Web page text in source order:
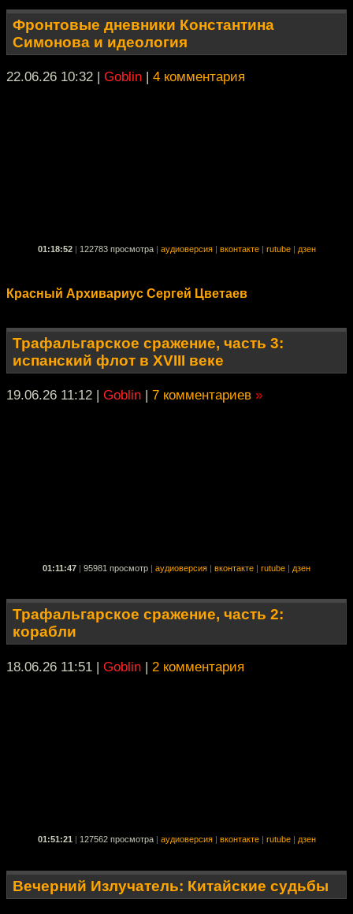
Фронтовые дневники Константина
Симонова и идеология
22.06.26 10:32 | Goblin | 4 комментария
01:18:52 | 122783 просмотра | аудиоверсия | вконтакте | rutube | дзен
Красный Архивариус Сергей Цветаев
Трафальгарское сражение, часть 3:
испанский флот в XVIII веке
19.06.26 11:12 | Goblin | 7 комментариев »
01:11:47 | 95981 просмотр | аудиоверсия | вконтакте | rutube | дзен
Трафальгарское сражение, часть 2:
корабли
18.06.26 11:51 | Goblin | 2 комментария
01:51:21 | 127562 просмотра | аудиоверсия | вконтакте | rutube | дзен
Вечерний Излучатель: Китайские судьбы